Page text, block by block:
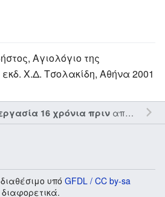
Αγιολόγιο της
Χ.Δ. Τσολακίδη, Αθήνα 2001
16 χρόνια πριναπό τον την
υπό GFDL / CC by-sa